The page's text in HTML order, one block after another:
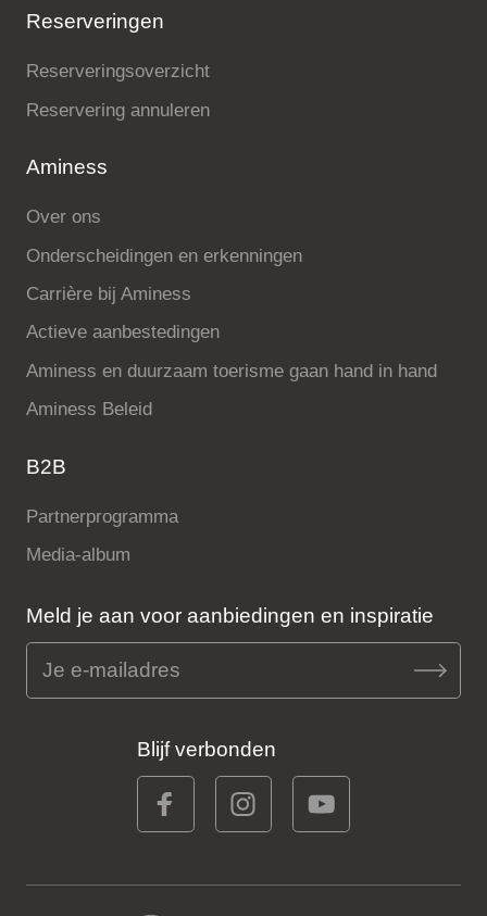
Reserveringen
Reserveringsoverzicht
Reservering annuleren
Aminess
Over ons
Onderscheidingen en erkenningen
Carrière bij Aminess
Actieve aanbestedingen
Aminess en duurzaam toerisme gaan hand in hand
Aminess Beleid
B2B
Partnerprogramma
Media-album
Meld je aan voor aanbiedingen en inspiratie
Blijf verbonden